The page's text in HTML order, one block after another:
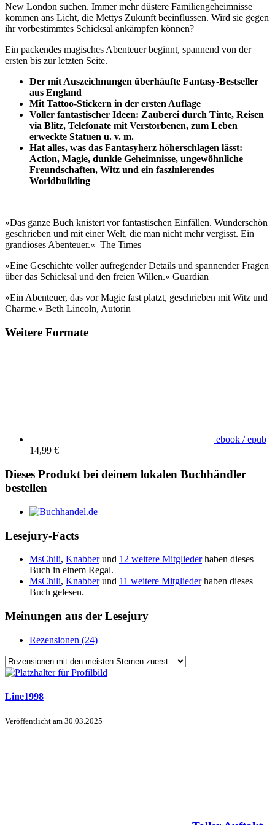
New London suchen. Immer mehr düstere Familiengeheimnisse
kommen ans Licht, die Mettys Zukunft beeinflussen. Wird sie gegen
ihr vorbestimmtes Schicksal ankämpfen können?
Ein packendes magisches Abenteuer beginnt, spannend von der
ersten bis zur letzten Seite.
Der mit Auszeichnungen überhäufte Fantasy-Bestseller
aus England
Mit Tattoo-Stickern in der ersten Auflage
Voller fantastischer Ideen: Zauberei durch Tinte, Reisen
via Blitz, Telefonate mit Verstorbenen, zum Leben
erweckte Statuen u. v. m.
Hat alles, was das Fantasyherz höherschlagen lässt:
Action, Magie, dunkle Geheimnisse, ungewöhnliche
Freundschaften, Witz und ein faszinierendes
Worldbuilding
»Das ganze Buch knistert vor fantastischen Einfällen. Wunderschön
geschrieben und mit einer Welt, die man nicht mehr vergisst. Ein
grandioses Abenteuer.« The Times
»Eine Geschichte voller aufregender Details und spannender Fragen
über das Schicksal und den freien Willen.« Guardian
»Ein Abenteuer, das vor Magie fast platzt, geschrieben mit Witz und
Charme.« Beth Lincoln, Autorin
Weitere Formate
ebook / epub
14,99 €
Dieses Produkt bei deinem lokalen Buchhändler
bestellen
Lesejury-Facts
MsChili, Knabberund 12 weitere Mitgliederhaben dieses
Buch in einem Regal.
MsChili, Knabberund 11 weitere Mitgliederhaben dieses
Buch gelesen.
Meinungen aus der Lesejury
Rezensionen (24)
Line1998
Veröffentlicht am 30.03.2025